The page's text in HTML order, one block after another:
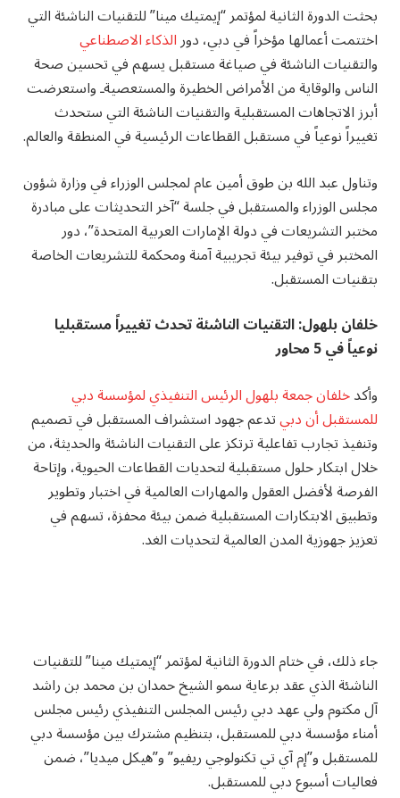
بحثت الدورة الثانية لمؤتمر “إيمتيك مينا” للتقنيات الناشئة التي
اختتمت أعمالها مؤخراً في دبي، دورالذكاء الاصطناعي
والتقنيات الناشئة في صياغة مستقبل يسهم في تحسين صحة
الناس والوقاية من الأمراض الخطيرة والمستعصيةـ واستعرضت
أبرز الاتجاهات المستقبلية والتقنيات الناشئة التي ستحدث
تغييراً نوعياً في مستقبل القطاعات الرئيسية في المنطقة والعالم.
وتناول عبد الله بن طوق أمين عام لمجلس الوزراء في وزارة شؤون
مجلس الوزراء والمستقبل في جلسة “آخر التحديثات على مبادرة
مختبر التشريعات في دولة الإمارات العربية المتحدة”، دور
المختبر في توفير بيئة تجريبية آمنة ومحكمة للتشريعات الخاصة
بتقنيات المستقبل.
خلفان بلهول: التقنيات الناشئة تحدث تغييراً مستقبليا
نوعياً في 5 محاور
وأكدخلفان جمعة بلهول الرئيس التنفيذي لمؤسسة دبي
للمستقبل أن دبيتدعم جهود استشراف المستقبل في تصميم
وتنفيذ تجارب تفاعلية ترتكز على التقنيات الناشئة والحديثة، من
خلال ابتكار حلول مستقبلية لتحديات القطاعات الحيوية، وإتاحة
الفرصة لأفضل العقول والمهارات العالمية في اختبار وتطوير
وتطبيق الابتكارات المستقبلية ضمن بيئة محفزة، تسهم في
تعزيز جهوزية المدن العالمية لتحديات الغد.
جاء ذلك، في ختام الدورة الثانية لمؤتمر “إيمتيك مينا” للتقنيات
الناشئة الذي عقد برعاية سمو الشيخ حمدان بن محمد بن راشد
آل مكتوم ولي عهد دبي رئيس المجلس التنفيذي رئيس مجلس
أمناء مؤسسة دبي للمستقبل، بتنظيم مشترك بين مؤسسة دبي
للمستقبل و”إم آي تي تكنولوجي ريفيو” و”هيكل ميديا”، ضمن
فعاليات أسبوع دبي للمستقبل.